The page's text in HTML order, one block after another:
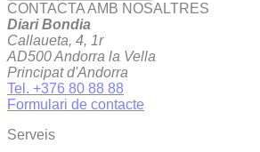
CONTACTA AMB NOSALTRES
Diari Bondia
Callaueta, 4, 1r
AD500 Andorra la Vella
Principat d'Andorra
Tel. +376 80 88 88
Formulari de contacte
Serveis